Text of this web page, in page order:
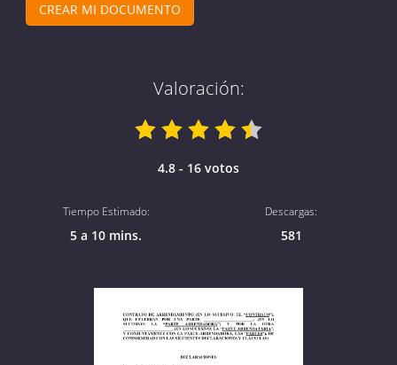
CREAR MI DOCUMENTO
Valoración:
4.8 - 16 votos
Tiempo Estimado:
5 a 10 mins.
Descargas:
581